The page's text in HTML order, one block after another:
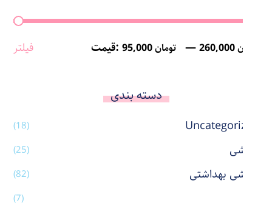
فیلتر قیمت: 95,000 تومان — 260,000 تومان
دسته بندی
Uncategorized
(18)
آرایشی (25)
آرایشی بهداشتی (82)
(7)